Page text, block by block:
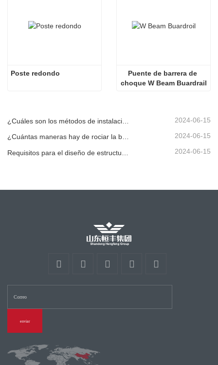
Poste redondo
Puente de barrera de
choque W Beam Buardrail
2024-06-15
¿Cuántas maneras hay de rociar la barandilla corrugada? 2024-06-15
2024-06-15
enviar